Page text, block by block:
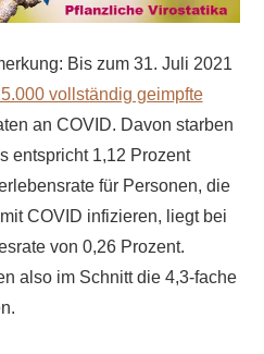
Bis zum 31. Juli 2021
vollständig geimpfte
an COVID. Davon starben
entspricht 1,12 Prozent
für Personen, die
COVID infizieren, liegt bei
von 0,26 Prozent.
also im Schnitt die 4,3-fache